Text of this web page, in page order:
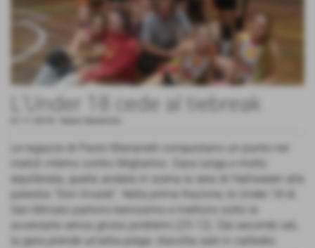
L'Under 18 cede al tiebreak
Le ragazze di Paolo Marianelli conquistano un punto nel
match interno contro Migliarino. Gara lunga e molto
equilibrata, quella andata in scena la sera di Halloween alla
palestra “Don Vivaldi”. Nella prima frazione, le Under 18 di
San Miniato partono benissimo e mettono sotto le
avversarie senza grossi problemi (25-12). Dal secondo set,
la gara prende un'altra piega: stavolta sale in cattedra